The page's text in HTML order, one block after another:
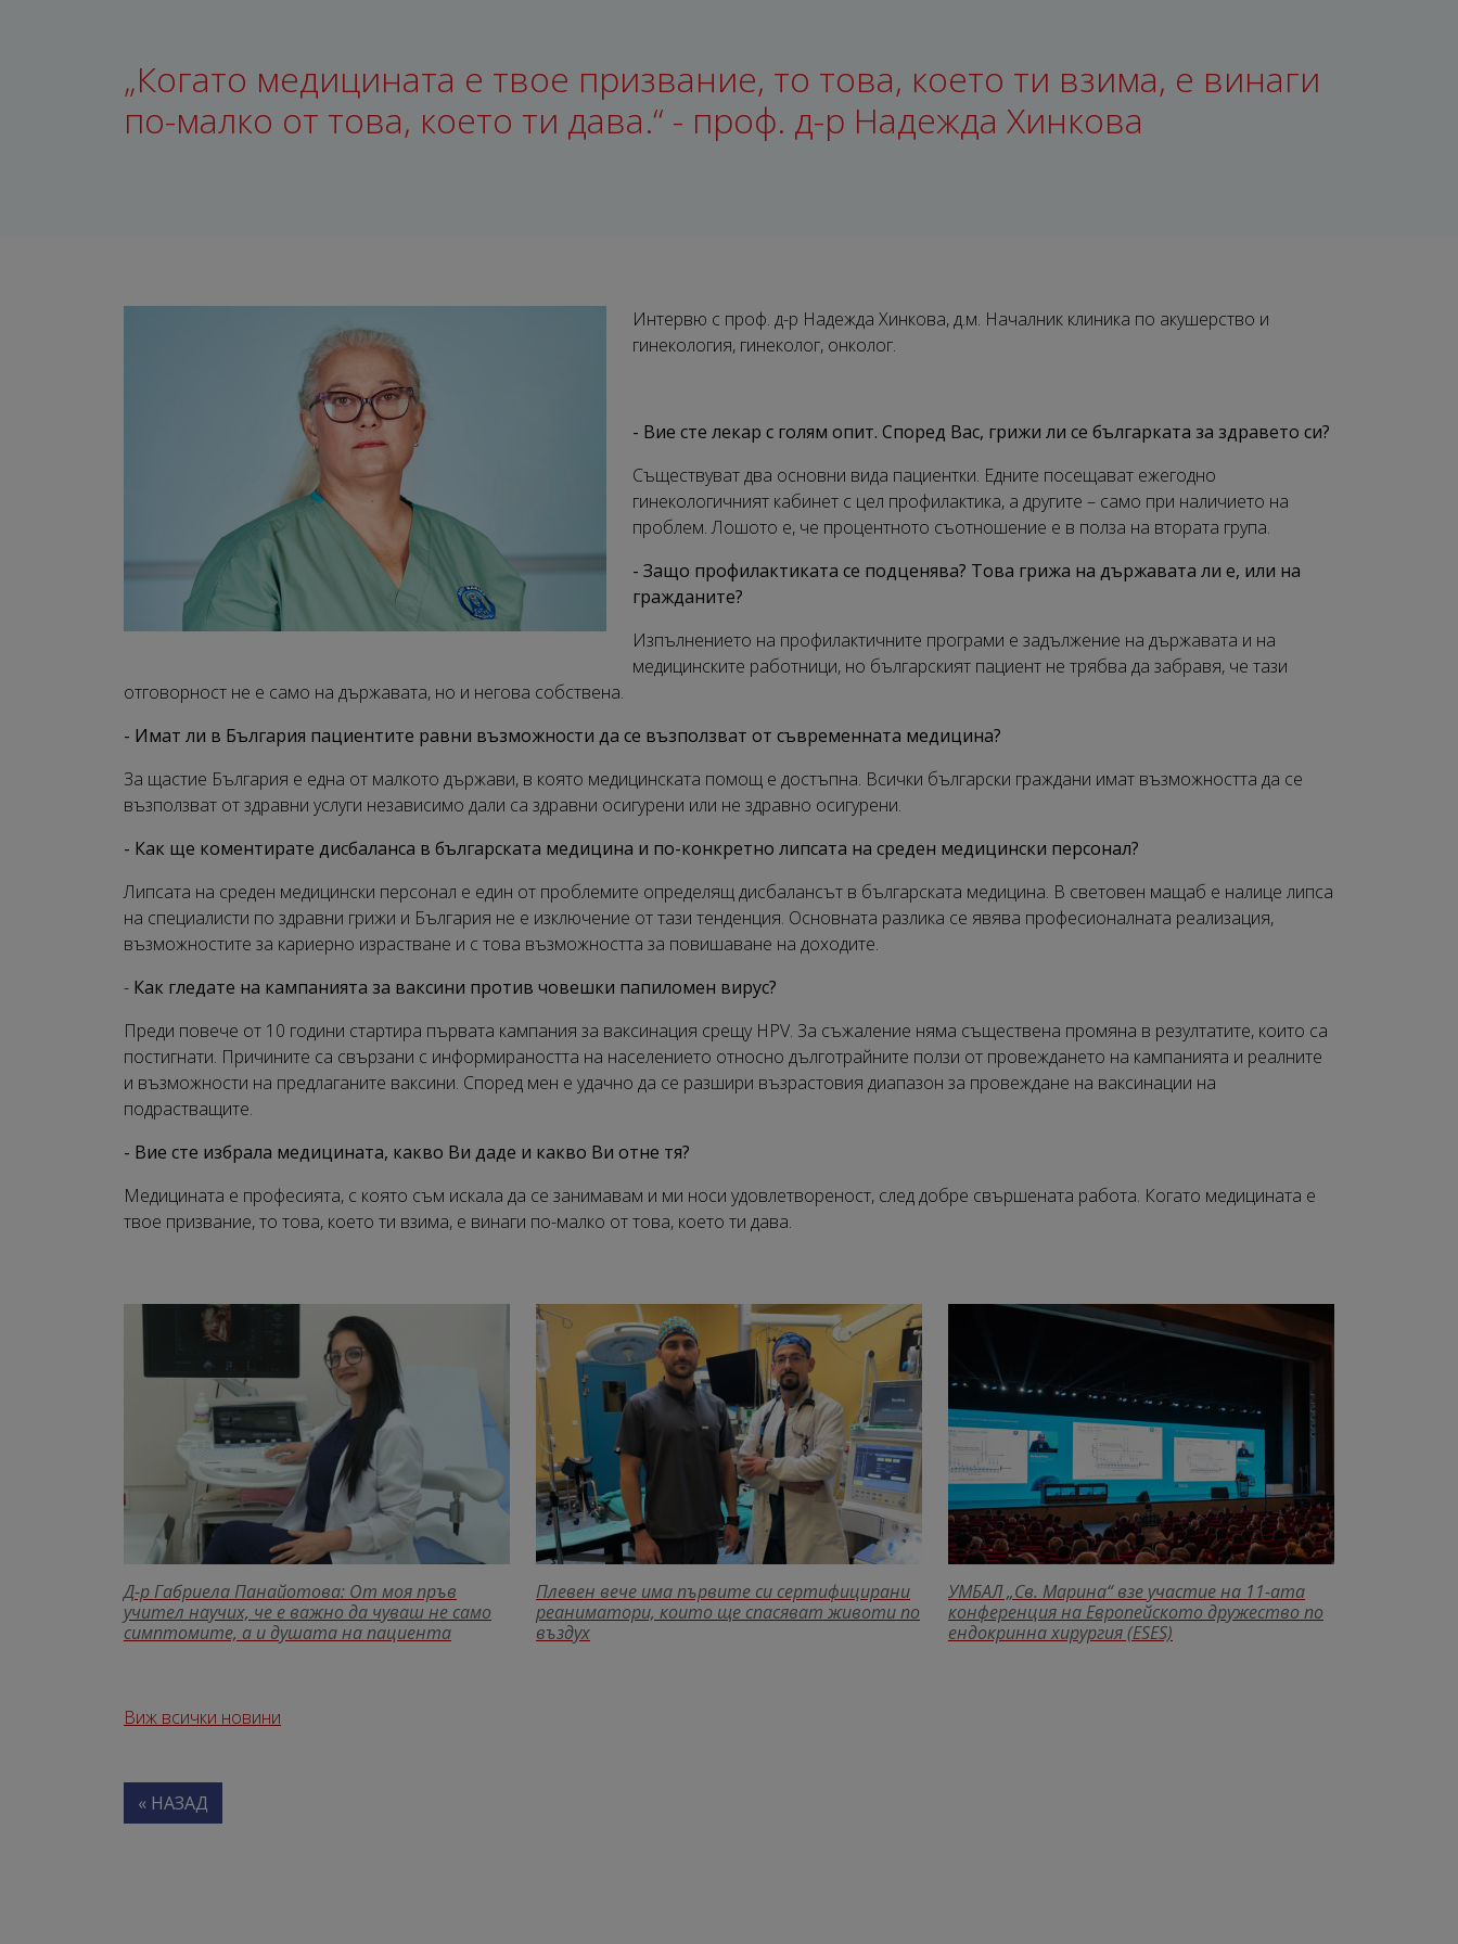
„Когато медицината е твое призвание, то това, което ти взима, е винаги
по-малко от това, което ти дава.“ - проф. д-р Надежда Хинкова
Интервю с проф. д-р Надежда Хинкова, д.м. Началник клиника по акушерство и
гинекология, гинеколог, онколог.
- Вие сте лекар с голям опит. Според Вас, грижи ли се българката за здравето си?
Съществуват два основни вида пациентки. Едните посещават ежегодно
гинекологичният кабинет с цел профилактика, а другите – само при наличието на
проблем. Лошото е, че процентното съотношение е в полза на втората група.
- Защо профилактиката се подценява? Това грижа на държавата ли е, или на
гражданите?
Изпълнението на профилактичните програми е задължение на държавата и на
медицинските работници, но българският пациент не трябва да забравя, че тази
отговорност не е само на държавата, но и негова собствена.
- Имат ли в България пациентите равни възможности да се възползват от съвременната медицина?
За щастие България е една от малкото държави, в която медицинската помощ е достъпна. Всички български граждани имат възможността да се
възползват от здравни услуги независимо дали са здравни осигурени или не здравно осигурени.
- Как ще коментирате дисбаланса в българската медицина и по-конкретно липсата на среден медицински персонал?
Липсата на среден медицински персонал е един от проблемите определящ дисбалансът в българската медицина. В световен мащаб е налице липса
на специалисти по здравни грижи и България не е изключение от тази тенденция. Основната разлика се явява професионалната реализация,
възможностите за кариерно израстване и с това възможността за повишаване на доходите.
- Как гледате на кампанията за ваксини против човешки папиломен вирус?
Преди повече от 10 години стартира първата кампания за ваксинация срещу HPV. За съжаление няма съществена промяна в резултатите, които са
постигнати. Причините са свързани с информираността на населението относно дълготрайните ползи от провеждането на кампанията и реалните
и възможности на предлаганите ваксини. Според мен е удачно да се разшири възрастовия диапазон за провеждане на ваксинации на
подрастващите.
- Вие сте избрала медицината, какво Ви даде и какво Ви отне тя?
Медицината е професията, с която съм искала да се занимавам и ми носи удовлетвореност, след добре свършената работа. Когато медицината е
твое призвание, то това, което ти взима, е винаги по-малко от това, което ти дава.
Д-р Габриела Панайотова: От моя пръв
учител научих, че е важно да чуваш не само
симптомите, а и душата на пациента
Плевен вече има първите си сертифицирани
реаниматори, които ще спасяват животи по
въздух
УМБАЛ „Св. Марина“ взе участие на 11-ата
конференция на Европейското дружество по
ендокринна хирургия (ESES)
Виж всички новини
« НАЗАД